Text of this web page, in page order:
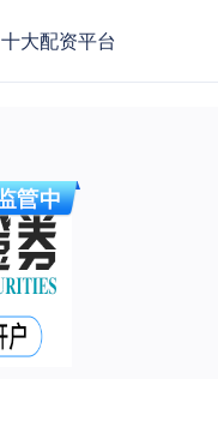
十大配资平台